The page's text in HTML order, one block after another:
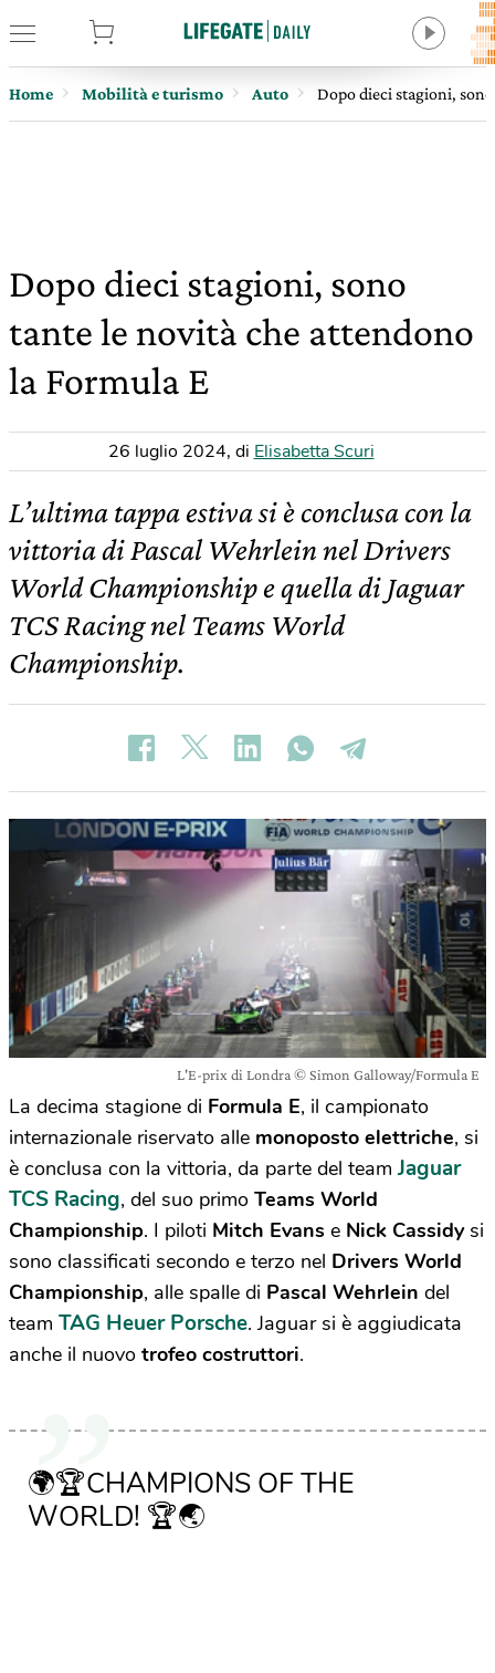
Home Mobilità e turismo Auto Dopo dieci stagioni,
Dopo dieci stagioni, sono
tante le novità che attendono
la Formula E
26 luglio 2024, di Elisabetta Scuri
L’ultima tappa estiva si è conclusa con la
vittoria di Pascal Wehrlein nel Drivers
World Championship e quella di Jaguar
TCS Racing nel Teams World
Championship.
L'E-prix di Londra © Simon Galloway/Formula E
La decima stagione di Formula E, il campionato
internazionale riservato alle monoposto elettriche, si
è conclusa con la vittoria, da parte del teamJaguar
TCS Racing, del suo primo Teams World
Championship. I piloti Mitch Evans e Nick Cassidysi
sono classificati secondo e terzo nel Drivers World
Championship, alle spalle di Pascal Wehrlein del
team TAG Heuer Porsche. Jaguar si è aggiudicata
anche il nuovo trofeo costruttori.
🌍🏆CHAMPIONS OF THE
WORLD! 🏆🌏